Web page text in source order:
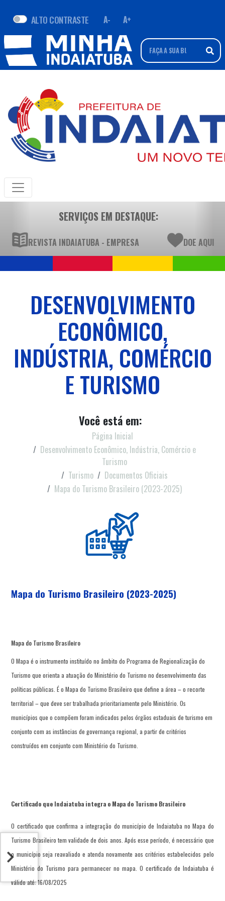
ALTO CONTRASTE A- A+
SERVIÇOS EM DESTAQUE:
REVISTA INDAIATUBA - EMPRESA DOE AQUI
DESENVOLVIMENTO
ECONÔMICO,
INDÚSTRIA, COMÉRCIO
E TURISMO
Você está em:
Página Inicial
Desenvolvimento Econômico, Indústria, Comércio e
Turismo
Turismo
Documentos Oficiais
Mapa do Turismo Brasileiro (2023-2025)
Mapa do Turismo Brasileiro (2023-2025)
Mapa do Turismo Brasileiro
O Mapa é o instrumento instituído no âmbito do Programa de Regionalização do
Turismo que orienta a atuação do Ministério do Turismo no desenvolvimento das
políticas públicas. É o Mapa do Turismo Brasileiro que define a área – o recorte
territorial – que deve ser trabalhada prioritariamente pelo Ministério. Os
municípios que o compõem foram indicados pelos órgãos estaduais de turismo em
conjunto com as instâncias de governança regional, a partir de critérios
construídos em conjunto com Ministério do Turismo.
Certificado que Indaiatuba integra o Mapa do Turismo Brasileiro
O certificado que confirma a integração do município de Indaiatuba no Mapa do
Turismo Brasileiro tem validade dedois anos . Após esse período, é necessário que
o município seja reavaliado e atenda novamente aos critérios estabelecidos pelo
Ministério do Turismo para permanecer no mapa. O certificado de Indaiatuba é
válido até:16/08/2025